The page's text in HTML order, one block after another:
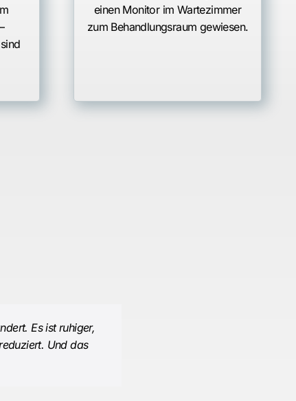
einen Monitor im Wartezimmer
zum Behandlungsraum gewiesen.
Es ist ruhiger,
Und das